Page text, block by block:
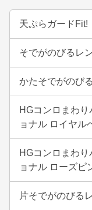
天ぷらガードFit!
そでがのびるレ
かたそでがのび
HGコンロまわ
ョナル ロイヤル
HGコンロまわ
ョナル ローズピ
片そでがのびる